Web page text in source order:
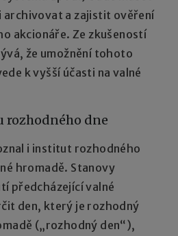
archivovat a zajistit ověření
akcionáře. Ze zkušeností
že umožnění tohoto
k vyšší účasti na valné
dne
i institut rozhodného
hromadě. Stanovy
předcházející valné
den, který je rozhodný
(„rozhodný den“),